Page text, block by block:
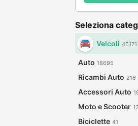
Seleziona
Veicoli 46171
Auto 18695
Ricambi Auto 216
Accessori Auto
Moto e Scooter
Biciclette 41